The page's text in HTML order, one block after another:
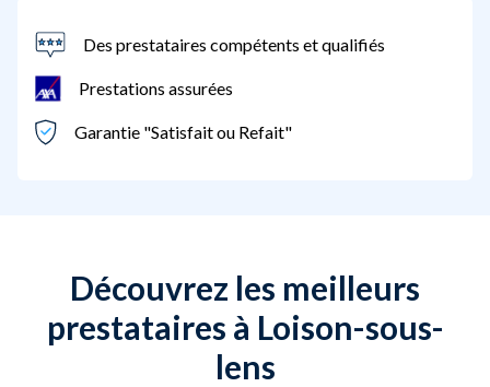
Des prestataires compétents et qualifiés
Prestations assurées
Garantie "Satisfait ou Refait"
Découvrez les meilleurs
prestataires à Loison-sous-
lens